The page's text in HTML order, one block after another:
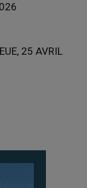
25 AVRIL